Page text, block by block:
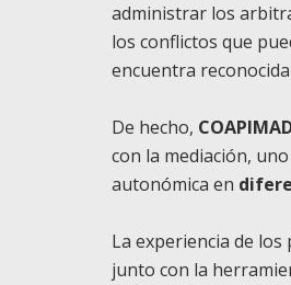
administrar los
los conflictos que
encuentra
De hecho,
con la mediación,
autonómica en
La experiencia de
junto con la